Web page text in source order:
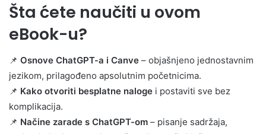
Šta ćete naučiti u ovom
eBook-u?
📌 Osnove ChatGPT-a i Canve – objašnjeno jednostavnim
jezikom, prilagođeno apsolutnim početnicima.
📌 Kako otvoriti besplatne naloge i postaviti sve bez
komplikacija.
📌 Načine zarade s ChatGPT-om – pisanje sadržaja,